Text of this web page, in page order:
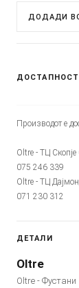
ДОДАДИ
Производот е
Oltre - ТЦ
075 246 339
Oltre - ТЦ
071 230 312
ДЕТАЛИ
Oltre
Oltre - Фустани